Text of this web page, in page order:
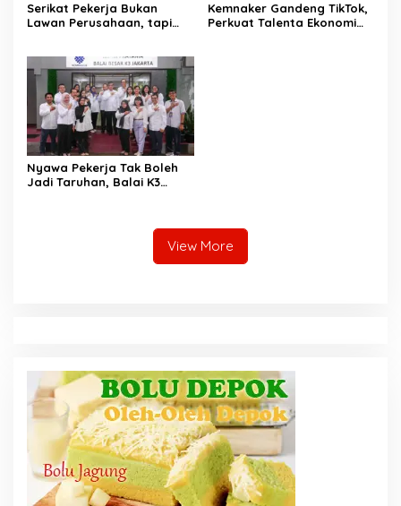
Serikat Pekerja Bukan
Lawan Perusahaan, tapi
Kemnaker Gandeng TikTok,
Perkuat Talenta Ekonomi
Nyawa Pekerja Tak Boleh
Jadi Taruhan, Balai K3
View More